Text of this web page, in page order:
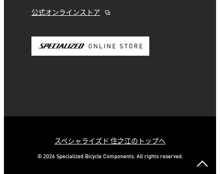
公式オンラインストア
スペシャライズド 住之江のトップへ
© 2026 Specialized Bicycle Components. All rights reserved.